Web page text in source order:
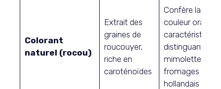
Colorant
naturel (rocou)
Extrait des
graines de
roucouyer,
riche en
caroténoïdes
Confère la
couleur orange
caractéristique,
distinguant la
mimolette des
fromages
hollandais